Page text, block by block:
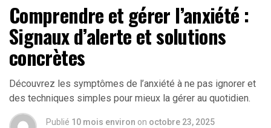
Comprendre et gérer l’anxiété :
Signaux d’alerte et solutions
concrètes
Découvrez les symptômes de l’anxiété à ne pas ignorer et
des techniques simples pour mieux la gérer au quotidien.
Publié 10 mois environ on octobre 23, 2025